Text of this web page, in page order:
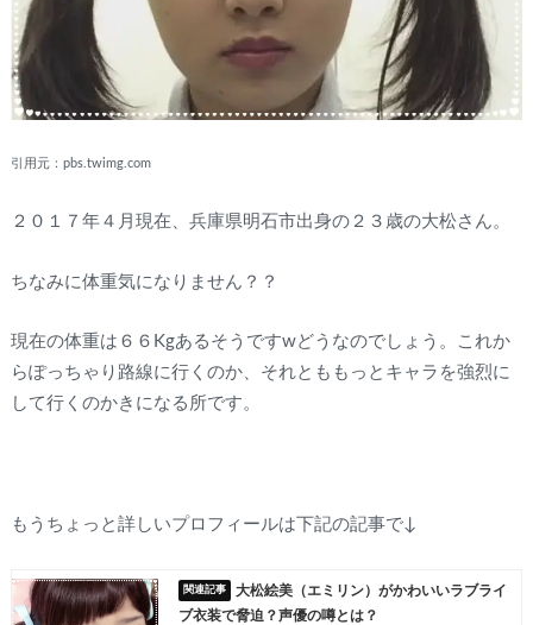
引用元：pbs.twimg.com
２０１７年４月現在、兵庫県明石市出身の２３歳の大松さん。
ちなみに体重気になりません？？
現在の体重は６６Kgあるそうですwどうなのでしょう。これか
らぽっちゃり路線に行くのか、それとももっとキャラを強烈に
して行くのかきになる所です。
もうちょっと詳しいプロフィールは下記の記事で↓
大松絵美（エミリン）がかわいいラブライ
ブ衣装で脅迫？声優の噂とは？